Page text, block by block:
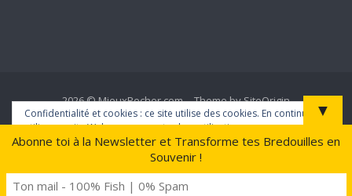
2026 © MieuxPecher.com Theme bySiteOrigin ▼
Abonne toi à la Newsletter et Transforme tes Bredouilles en
Souvenir !
Confidentialité et cookies : ce site utilise des cookies. En continuant à
utiliser ce site Web, vous acceptez leur utilisation.
Pour en savoir plus, notamment sur la façon de contrôler les cookies,